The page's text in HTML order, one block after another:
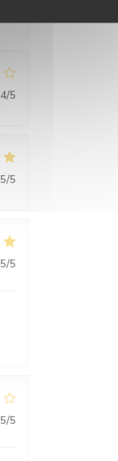
4/5
5/5
5/5
5/5